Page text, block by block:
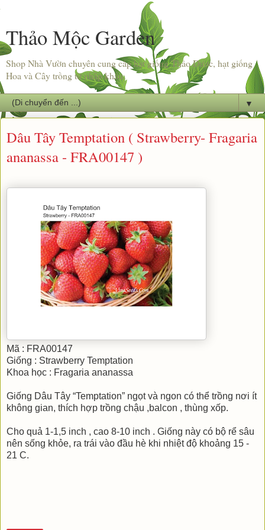
Thảo Mộc Garden
Shop Nhà Vườn chuyên cung cấp hạt giống Thảo Dược, hạt giống
Hoa và Cây trồng từ nhập khẩu.
▼
Dâu Tây Temptation ( Strawberry- Fragaria
ananassa - FRA00147 )
Mã : FRA00147
Giống : Strawberry Temptation
Khoa học : Fragaria ananassa
Giống Dâu Tây “Temptation” ngọt và ngon có thể trồng nơi ít
không gian, thích hợp trồng chậu ,balcon , thùng xốp.
Cho quả 1-1,5 inch , cao 8-10 inch . Giống này có bộ rể sâu
nên sống khỏe, ra trái vào đầu hè khi nhiệt độ khoảng 15 -
21 C.